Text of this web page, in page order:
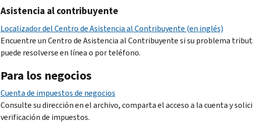
Asistencia al contribuyente
Localizador del Centro de Asistencia al Contribuyente (en inglés)
Encuentre un Centro de Asistencia al Contribuyente si su problema
puede resolverse en línea o por teléfono.
Para los negocios
Cuenta de impuestos de negocios
Consulte su dirección en el archivo, comparta el acceso a la cuenta y
verificación de impuestos.